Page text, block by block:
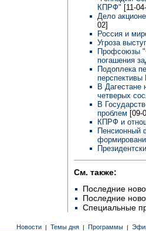
КПРФ" [11-
Дело
02]
Россия и
Угроза
Профсоюзы
погашения
Подоплека
В Дагестане
четверых
В
проблем [09-
КПРФ и
Пенсионный
См. также:
Последние
Последние
Специальные
Новости | Темы дня | Программы |